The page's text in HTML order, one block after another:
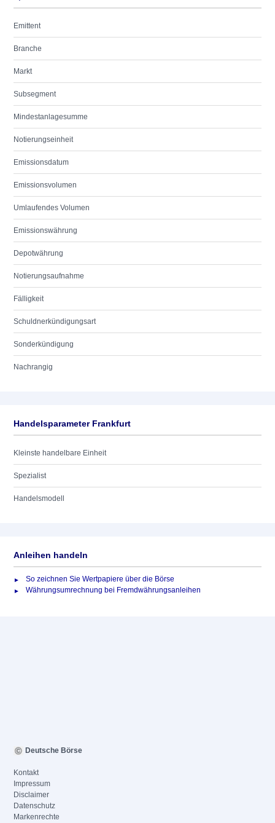
Emittent
Branche
Markt
Subsegment
Mindestanlagesumme
Notierungseinheit
Emissionsdatum
Emissionsvolumen
Umlaufendes Volumen
Emissionswährung
Depotwährung
Notierungsaufnahme
Fälligkeit
Schuldnerkündigungsart
Sonderkündigung
Nachrangig
Handelsparameter Frankfurt
Kleinste handelbare Einheit
Spezialist
Handelsmodell
Anleihen handeln
So zeichnen Sie Wertpapiere über die Börse
Währungsumrechnung bei Fremdwährungsanleihen
Deutsche Börse
Kontakt
Impressum
Disclaimer
Datenschutz
Markenrechte